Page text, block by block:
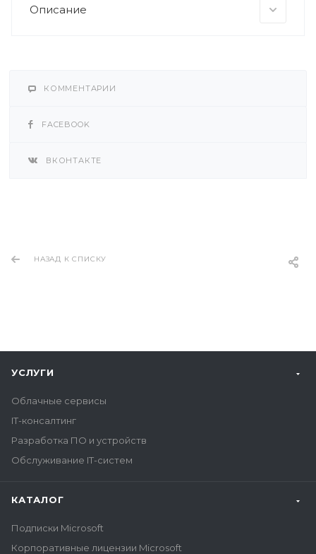
Описание
КОММЕНТАРИИ
FACEBOOK
ВКОНТАКТЕ
НАЗАД К СПИСКУ
УСЛУГИ
Облачные сервисы
IT-консалтинг
Разработка ПО и устройств
Обслуживание IT-систем
КАТАЛОГ
Подписки Microsoft
Корпоративные лицензии Microsoft